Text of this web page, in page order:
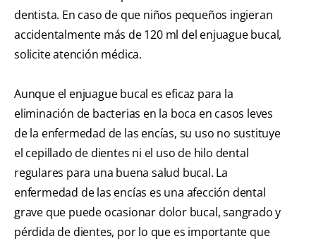
dentista. En caso de que niños pequeños ingieran
accidentalmente más de 120 ml del enjuague bucal,
solicite atención médica.
Aunque el enjuague bucal es eficaz para la
eliminación de bacterias en la boca en casos leves
de la enfermedad de las encías, su uso no sustituye
el cepillado de dientes ni el uso de hilo dental
regulares para una buena salud bucal. La
enfermedad de las encías es una afección dental
grave que puede ocasionar dolor bucal, sangrado y
pérdida de dientes, por lo que es importante que